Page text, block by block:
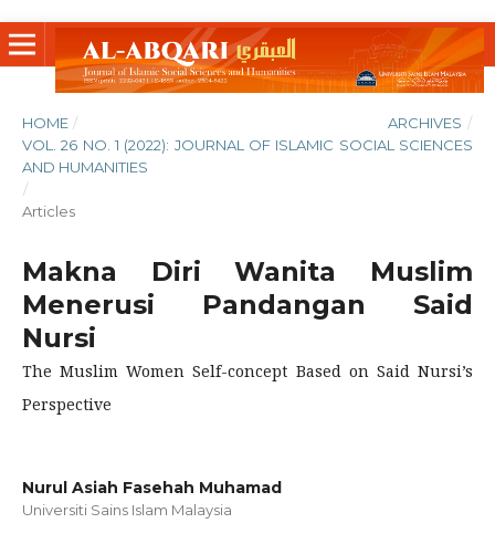
HOME / ARCHIVES /
VOL. 26 NO. 1 (2022): JOURNAL OF ISLAMIC SOCIAL SCIENCES
AND HUMANITIES
/
Articles
Makna Diri Wanita Muslim
Menerusi Pandangan Said
Nursi
The Muslim Women Self-concept Based on Said Nursi’s
Perspective
Nurul Asiah Fasehah Muhamad
Universiti Sains Islam Malaysia